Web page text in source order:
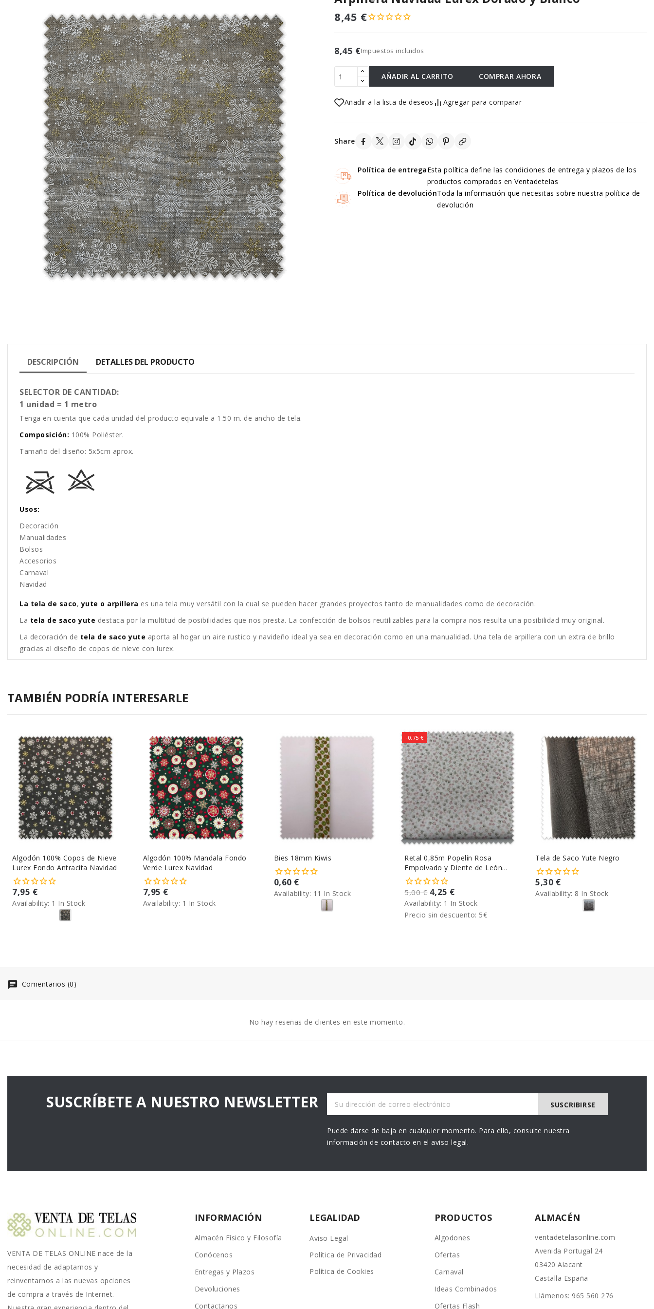
8,45 €
8,45 €Impuestos incluidos
AÑADIR AL CARRITO COMPRAR AHORA
Añadir a la lista de deseos Agregar para comparar
Share
Política de entregaEsta política define las condiciones de entrega y plazos de los
productos comprados en Ventadetelas
Política de devoluciónToda la información que necesitas sobre nuestra política de
devolución
DESCRIPCIÓN DETALLES DEL PRODUCTO
SELECTOR DE CANTIDAD:
1 unidad = 1 metro
Tenga en cuenta que cada unidad del producto equivale a 1.50 m. de ancho de tela.
Composición: 100% Poliéster.
Tamaño del diseño: 5x5cm aprox.
Usos:
Decoración
Manualidades
Bolsos
Accesorios
Carnaval
Navidad
La tela de saco,yute o arpillera es una tela muy versátil con la cual se pueden hacer grandes proyectos tanto de manualidades como de decoración.
La tela de saco yute destaca por la multitud de posibilidades que nos presta. La confección de bolsos reutilizables para la compra nos resulta una posibilidad muy original.
La decoración de tela de saco yute aporta al hogar un aire rustico y navideño ideal ya sea en decoración como en una manualidad. Una tela de arpillera con un extra de brillo
gracias al diseño de copos de nieve con lurex.
TAMBIÉN PODRÍA INTERESARLE
Algodón 100% Copos de Nieve
Lurex Fondo Antracita Navidad
7,95 €
Availability: 1 In Stock
Algodón 100% Mandala Fondo
Verde Lurex Navidad
7,95 €
Availability: 1 In Stock
Bies 18mm Kiwis
0,60 €
Availability: 11 In Stock
-0,75 €
Retal 0,85m Popelín Rosa
Empolvado y Diente de León
Gris
5,00 € 4,25 €
Availability: 1 In Stock
Precio sin descuento: 5€
Tela de Saco Yute Negro
5,30 €
Availability: 8 In Stock
Comentarios (0)
No hay reseñas de clientes en este momento.
SUSCRÍBETE A NUESTRO NEWSLETTER
Puede darse de baja en cualquier momento. Para ello, consulte nuestra
información de contacto en el aviso legal.
VENTA DE TELAS ONLINE nace de la
necesidad de adaptarnos y
reinventarnos a las nuevas opciones
de compra a través de Internet.
INFORMACIÓN
Almacén Físico y Filosofía
Conócenos
Entregas y Plazos
Devoluciones
Contactanos
LEGALIDAD
Aviso Legal
Política de Privacidad
Política de Cookies
PRODUCTOS
Algodones
Ofertas
Carnaval
Ideas Combinados
Ofertas Flash
ALMACÉN
ventadetelasonline.com
Avenida Portugal 24
03420 Alacant
Castalla España
Llámenos: 965 560 276